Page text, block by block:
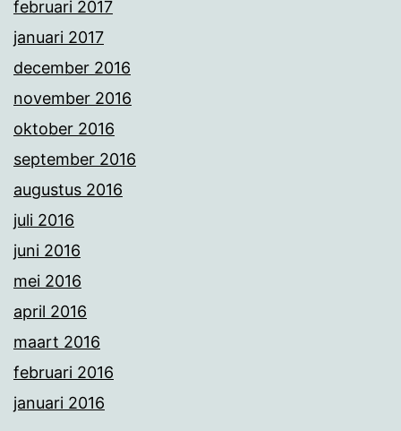
februari 2017
januari 2017
december 2016
november 2016
oktober 2016
september 2016
augustus 2016
juli 2016
juni 2016
mei 2016
april 2016
maart 2016
februari 2016
januari 2016